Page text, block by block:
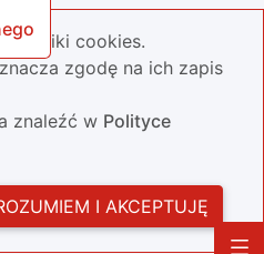
pliki cookies.
zgodę na ich zapis
znaleźć w Polityce
I AKCEPTUJĘ